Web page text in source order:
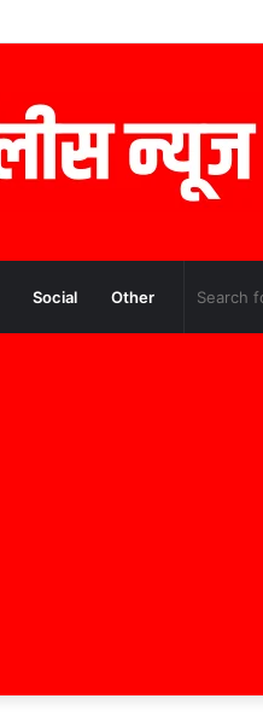
Social Other